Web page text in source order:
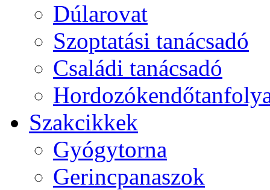
Dúlarovat
Szoptatási tanácsadó
Családi tanácsadó
Szakcikkek
Gyógytorna
Gerincpanaszok